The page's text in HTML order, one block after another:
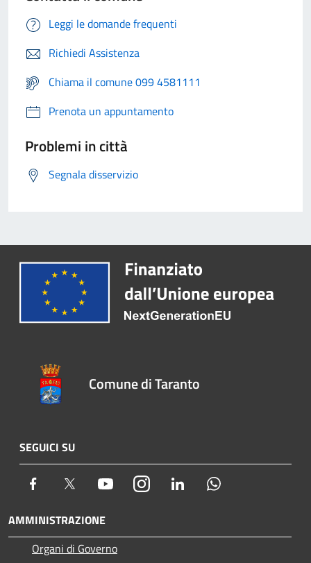
Leggi le domande frequenti
Richiedi Assistenza
Chiama il comune 099 4581111
Prenota un appuntamento
Problemi in città
Segnala disservizio
Comune di Taranto
SEGUICI SU
Facebook Twitter YoutubeInstagram LinkedIn
AMMINISTRAZIONE
Organi di Governo